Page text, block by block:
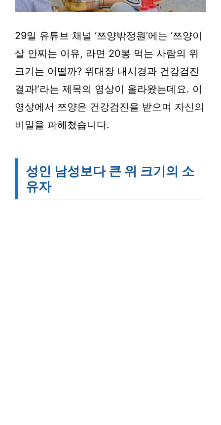
29일 유튜브 채널 ‘쯔양밖정원’에는 ‘쯔양이
살 안찌는 이유, 라면 20봉 먹는 사람의 위
크기는 어떨까? 위대장 내시경과 건강검진
결과!’라는 제목의 영상이 올라왔는데요. 이
영상에서 쯔양은 건강검진을 받으며 자신의
비밀을 파헤쳤습니다.
성인 남성보다 큰 위 크기의 소
유자